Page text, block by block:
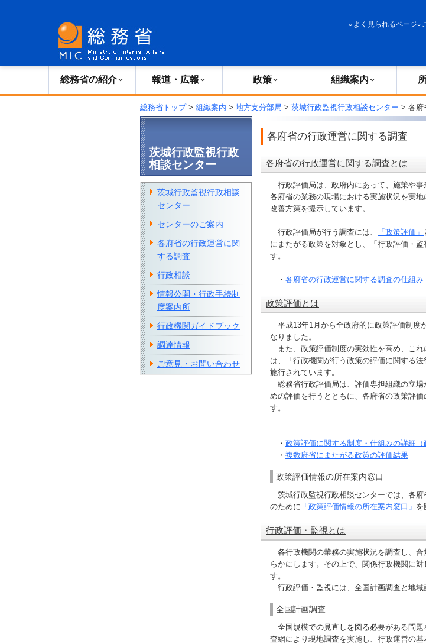
よく見られるページ
総務省の紹介 報道・広報 政策 組織案内
総務省トップ> 組織案内 > 地方支分部局 > 茨城行政監視行政相談センター > 各府
各府省の行政運営に関する調査
各府省の行政運営に関する調査とは
行政評価局は、政府内にあって、施策や
各府省の業務の現場における実施状況を実
改善方策を提示しています。
行政評価局が行う調査には、 「政策評価」
にまたがる政策を対象とし、「行政評価・
す。
・ 各府省の行政運営に関する調査の仕組み
政策評価とは
平成13年1月から全政府的に政策評価制度
なりました。
また、政策評価制度の実効性を高め、こ
は、「行政機関が行う政策の評価に関する
施行されています。
総務省行政評価局は、評価専担組織の立
めの評価を行うとともに、各府省の政策評
す。
・ 政策評価に関する制度・仕組みの詳細（
・ 複数府省にまたがる政策の評価結果
政策評価情報の所在案内窓口
茨城行政監視行政相談センターでは、各府
のために 「政策評価情報の所在案内窓口」 を
行政評価・監視とは
各行政機関の業務の実施状況を調査し、
らかにします。その上で、関係行政機関に
す。
行政評価・監視には、全国計画調査と地域
全国計画調査
全国規模での見直しを図る必要がある問
査網により現地調査を実施し、行政運営の基
茨城行政監視行政
相談センター
茨城行政監視行政相談
センター
センターのご案内
各府省の行政運営に関
する調査
行政相談
情報公開・行政手続制
度案内所
行政機関ガイドブック
調達情報
ご意見・お問い合わせ